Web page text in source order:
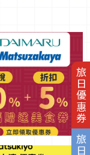
旅日優惠券